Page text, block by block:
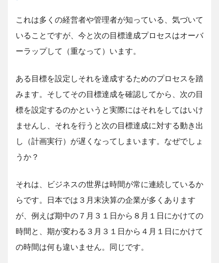
これは多くの経営者や管理者が知っている、気づいて
いることですが、今と次の目標達成プロセスはオーバ
ーラップして（重なって）います。
ある目標を設定しそれを達成するためのプロセスを踏
みます。そしてその目標達成を確認してから、次の目
標を設定するのかというと実際にはそれをしてはいけ
ませんし、それを行うと次の目標達成に対する動き出
し（計画実行）が遅くなってしまいます。なぜでしょ
うか？
それは、ビジネスの世界は時間が常に連続しているか
らです。日本では３月末決算の企業が多くあります
が、例えば期中の７月３１日から８月１日にかけての
時間と、期が変わる３月３１日から４月１日にかけて
の時間は何も違いません。同じです。